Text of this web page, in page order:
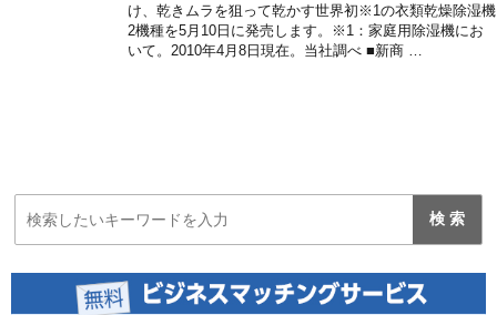
け、乾きムラを狙って乾かす世界初※1の衣類乾燥除湿機
2機種を5月10日に発売します。※1：家庭用除湿機にお
いて。2010年4月8日現在。当社調べ ■新商 …